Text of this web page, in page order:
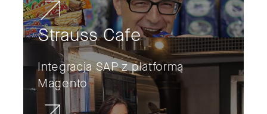
Strauss Cafe
Integracja SAP z platformą
Magento